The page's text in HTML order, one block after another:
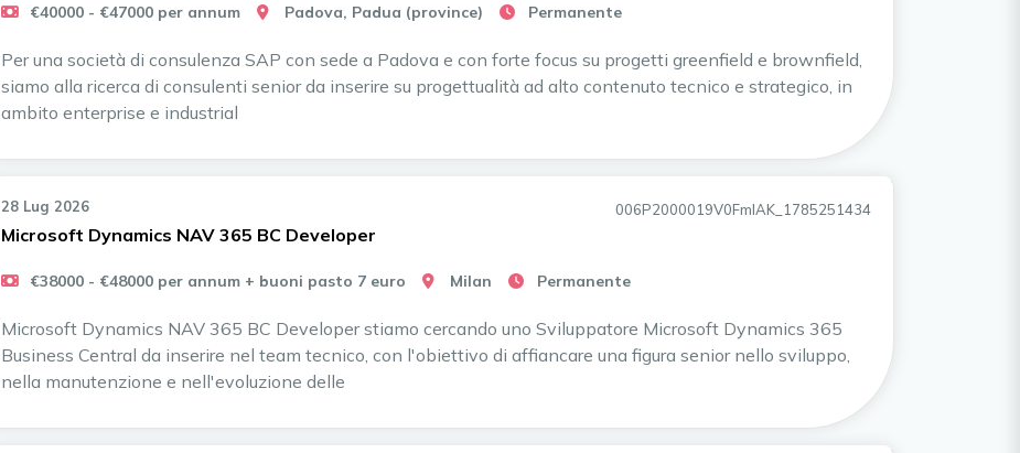
€40000 - €47000 per annum Padova, Padua (province) Permanente
Per una società di consulenza SAP con sede a Padova e con forte focus su progetti greenfield e brownfield,
siamo alla ricerca di consulenti senior da inserire su progettualità ad alto contenuto tecnico e strategico, in
ambito enterprise e industrial
28 Lug 2026 006P2000019V0FmIAK_1785251434
Microsoft Dynamics NAV 365 BC Developer
€38000 - €48000 per annum + buoni pasto 7 euro Milan Permanente
Microsoft Dynamics NAV 365 BC Developer stiamo cercando uno Sviluppatore Microsoft Dynamics 365
Business Central da inserire nel team tecnico, con l'obiettivo di affiancare una figura senior nello sviluppo,
nella manutenzione e nell'evoluzione delle